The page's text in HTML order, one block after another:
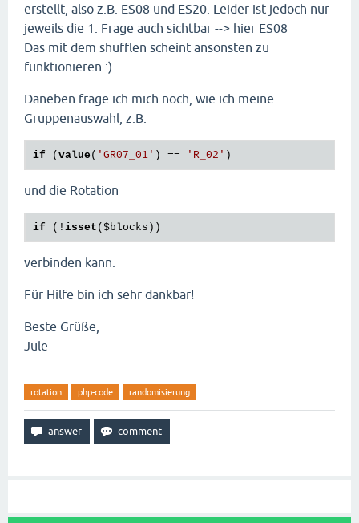
erstellt, also z.B. ES08 und ES20. Leider ist jedoch nur
jeweils die 1. Frage auch sichtbar --> hier ES08
Das mit dem shufflen scheint ansonsten zu
funktionieren :)
Daneben frage ich mich noch, wie ich meine
Gruppenauswahl, z.B.
if (value ( 'GR07_01' ) == 'R_02'
und die Rotation
if (! isset ($blocks
verbinden kann.
Für Hilfe bin ich sehr dankbar!
Beste Grüße,
Jule
rotation php-code randomisierung